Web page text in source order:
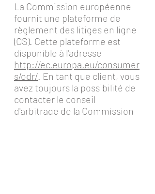
La Commission européenne
fournit une plateforme de
règlement des litiges en ligne
(OS). Cette plateforme est
disponible à l'adresse
http://ec.europa.eu/consumer
s/odr/. En tant que client, vous
avez toujours la possibilité de
contacter le conseil
d'arbitrage de la Commission